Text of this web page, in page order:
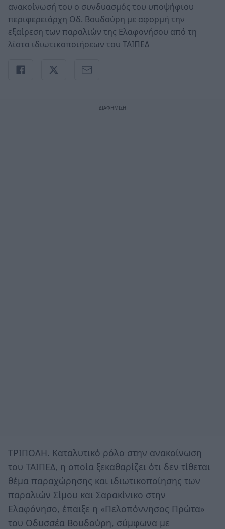
ανακοίνωσή του ο συνδυασμός του υποψήφιου
περιφερειάρχη Οδ. Βουδούρη με αφορμή την
εξαίρεση των παραλιών της Ελαφονήσου από τη
λίστα ιδιωτικοποιήσεων του ΤΑΙΠΕΔ
ΤΡΙΠΟΛΗ. Καταλυτικό ρόλο στην ανακοίνωση
του ΤΑΙΠΕΔ, η οποία ξεκαθαρίζει ότι δεν τίθεται
θέμα παραχώρησης και ιδιωτικοποίησης των
παραλιών Σίμου και Σαρακίνικο στην
Ελαφόνησο, έπαιξε η «Πελοπόννησος Πρώτα»
του Οδυσσέα Βουδούρη, σύμφωνα με